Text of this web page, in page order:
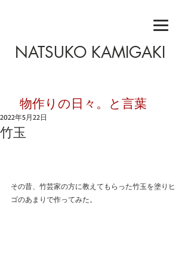
NATSUKO KAMIGAKI
​物作りの日々。と言葉
竹玉
2022年5月22日
その昔、竹芸家の方に教えてもらった竹玉を塗りヒ
ゴのあまりで作ってみた。